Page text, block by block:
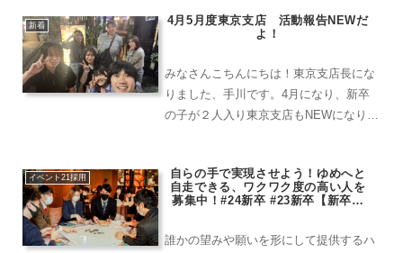
年生のCです。よろしくお願いします。
新着
4月5月度東京支店 活動報告NEWだ
よ！
みなさんこちんにちは！東京支店長にな
りました、手川です。4月になり、新卒
の子が２人入り東京支店もNEWになりま
入りました！紹介しちゃってください！
初めまして！２年目になり...
イベント21採用
自らの手で実現させよう！ゆめへと
自走できる、ワクワク度の高い人を
募集中！#24新卒 #23新卒【新卒採
誰かの望みや願いを形にして提供するハ